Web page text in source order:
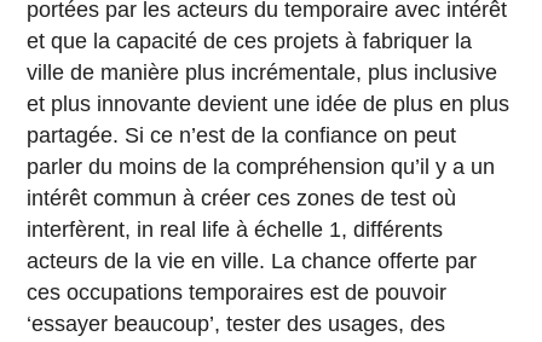
portées par les acteurs du temporaire avec intérêt
et que la capacité de ces projets à fabriquer la
ville de manière plus incrémentale, plus inclusive
et plus innovante devient une idée de plus en plus
partagée. Si ce n’est de la confiance on peut
parler du moins de la compréhension qu’il y a un
intérêt commun à créer ces zones de test où
interfèrent, in real life à échelle 1, différents
acteurs de la vie en ville. La chance offerte par
ces occupations temporaires est de pouvoir
‘essayer beaucoup’, tester des usages, des